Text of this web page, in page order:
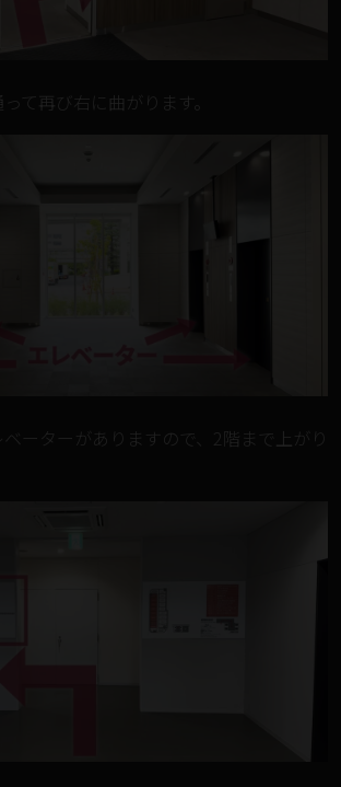
て再び右に曲がります。
ーターがありますので、2階まで上がり